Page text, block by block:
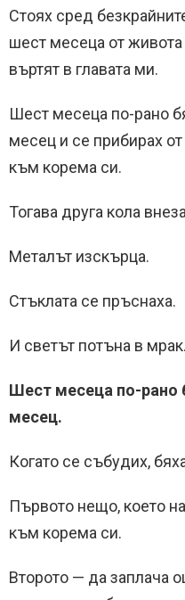
Стоях сред
шест месеца от
въртят в главата ми.
Шест месеца по-рано
месец и се прибирах
към корема си.
Тогава друга кола
Металът изскърца.
Стъклата се пръснаха.
И светът потъна в мрак.
Шест месеца по-рано
месец.
Когато се събудих,
Първото нещо, което
към корема си.
Второто — да заплача